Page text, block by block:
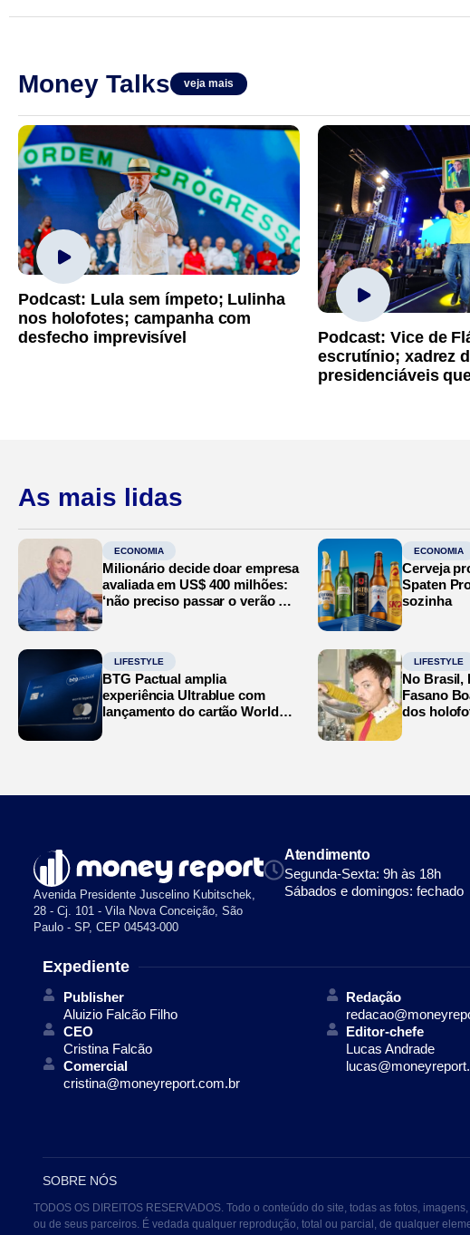
Money Talks veja mais
Podcast: Lula sem ímpeto; Lulinha
nos holofotes; campanha com
desfecho imprevisível
Podcast: Vice de
escrutínio; xadrez
presidenciáveis
As mais lidas
ECONOMIA
Milionário decide doar empresa
avaliada em US$ 400 milhões:
‘não preciso passar o verão no
ECONOMIA
Cerveja
Spaten
sozinha
LIFESTYLE
BTG Pactual amplia
experiência Ultrablue com
lançamento do cartão World
LIFESTYLE
No Brasil,
Fasano
dos
Avenida Presidente Juscelino Kubitschek,
28 - Cj. 101 - Vila Nova Conceição, São
Paulo - SP, CEP 04543-000
Atendimento
Segunda-Sexta: 9h às 18h
Sábados e domingos: fechado
Expediente
Publisher
Aluizio Falcão Filho
CEO
Cristina Falcão
Comercial
cristina@moneyreport.com.br
Redação
Editor-chefe
Lucas Andrade
SOBRE NÓS
TODOS OS DIREITOS RESERVADOS. Todo o conteúdo do site, todas as fotos,
ou de seus parceiros. É vedada qualquer reprodução, total ou parcial, de qualquer